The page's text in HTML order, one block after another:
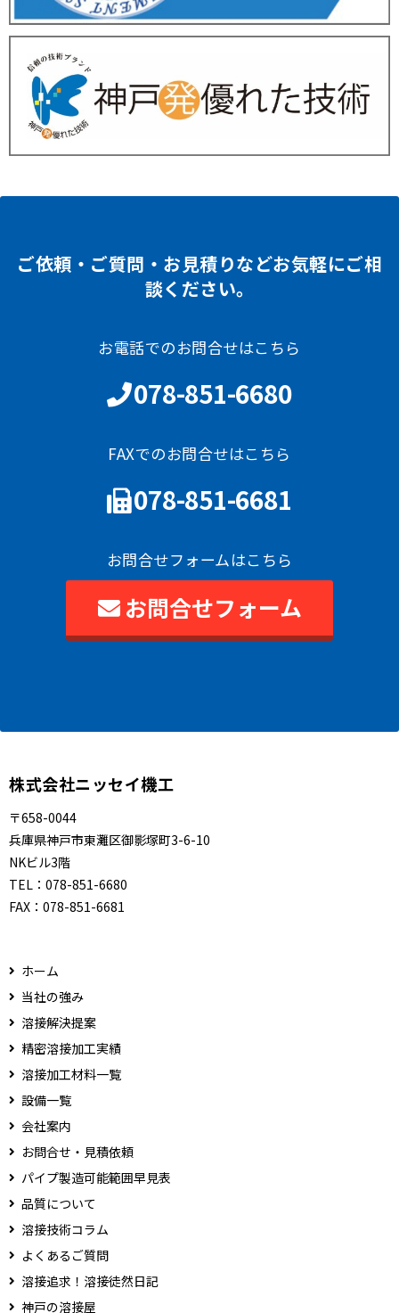
ご依頼・ご質問・お見積りなどお気軽にご相
談ください。
お電話でのお問合せはこちら
078-851-6680
FAXでのお問合せはこちら
078-851-6681
お問合せフォームはこちら
お問合せフォーム
株式会社ニッセイ機工
〒658-0044
兵庫県神戸市東灘区御影塚町3-6-10
NKビル3階
TEL： 078-851-6680
FAX： 078-851-6681
ホーム
当社の強み
溶接解決提案
精密溶接加工実績
溶接加工材料一覧
設備一覧
会社案内
お問合せ・見積依頼
パイプ製造可能範囲早見表
品質について
溶接技術コラム
よくあるご質問
溶接追求！溶接徒然日記
神戸の溶接屋